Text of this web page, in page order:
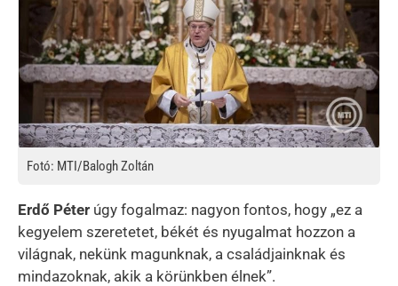
Fotó: MTI/Balogh Zoltán
Erdő Péter úgy fogalmaz: nagyon fontos, hogy „ez a
kegyelem szeretetet, békét és nyugalmat hozzon a
világnak, nekünk magunknak, a családjainknak és
mindazoknak, akik a körünkben élnek”.